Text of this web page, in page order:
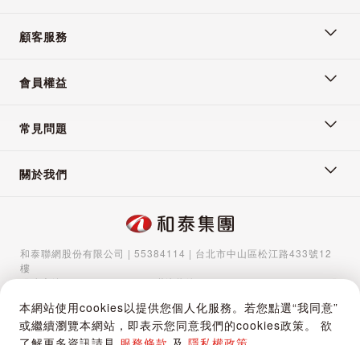
本網站使用cookies以提供您個人化服務。若您點選“我同意”
或繼續瀏覽本網站，即表示您同意我們的cookies政策。 欲
■ 商品說明：
顧客服務
會員權益
常見問題
關於我們
和泰聯網股份有限公司 | 55384114 | 台北市中山區松江路433號12
樓
服務專線：02-5570-1788| 聯絡信箱：gocs@hotaigo.com.tw| 服
Copyright © 2024 Hotai Connected Co.,Ltd | Powered by Hotai
Motor Corporation